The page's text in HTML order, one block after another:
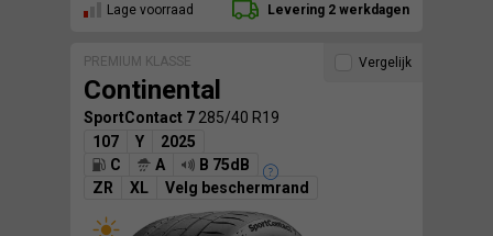
Lage voorraad Levering 2 werkdagen
PREMIUM KLASSE
Continental
SportContact 7 285/40 R19
107
Y
2025
C
A
B 75dB
ZR
XL Velg beschermrand
Vergelijk